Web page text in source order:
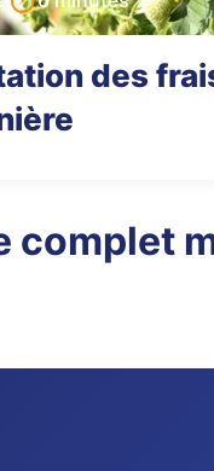
des
complet